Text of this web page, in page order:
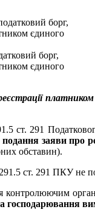
борг,
єдиного
ст. 291
подання заяви про
обставин).
ст. 291 ПКУ не
контролюючим
господарювання